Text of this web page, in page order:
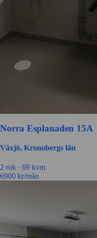
Norra Esplanaden 15A
Växjö, Kronobergs län
2 rok ∙ 69 kvm
6900 kr/mån